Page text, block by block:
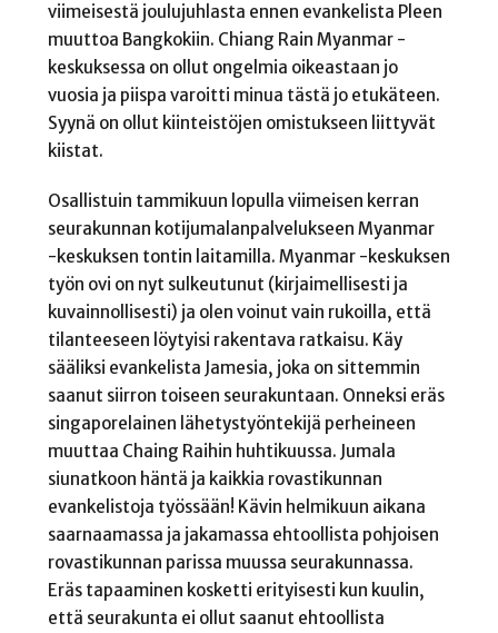
viimeisestä joulujuhlasta ennen evankelista Pleen
muuttoa Bangkokiin. Chiang Rain Myanmar -
keskuksessa on ollut ongelmia oikeastaan jo
vuosia ja piispa varoitti minua tästä jo etukäteen.
Syynä on ollut kiinteistöjen omistukseen liittyvät
kiistat.
Osallistuin tammikuun lopulla viimeisen kerran
seurakunnan kotijumalanpalvelukseen Myanmar
-keskuksen tontin laitamilla. Myanmar -keskuksen
työn ovi on nyt sulkeutunut (kirjaimellisesti ja
kuvainnollisesti) ja olen voinut vain rukoilla, että
tilanteeseen löytyisi rakentava ratkaisu. Käy
sääliksi evankelista Jamesia, joka on sittemmin
saanut siirron toiseen seurakuntaan. Onneksi eräs
singaporelainen lähetystyöntekijä perheineen
muuttaa Chaing Raihin huhtikuussa. Jumala
siunatkoon häntä ja kaikkia rovastikunnan
evankelistoja työssään! Kävin helmikuun aikana
saarnaamassa ja jakamassa ehtoollista pohjoisen
rovastikunnan parissa muussa seurakunnassa.
Eräs tapaaminen kosketti erityisesti kun kuulin,
että seurakunta ei ollut saanut ehtoollista